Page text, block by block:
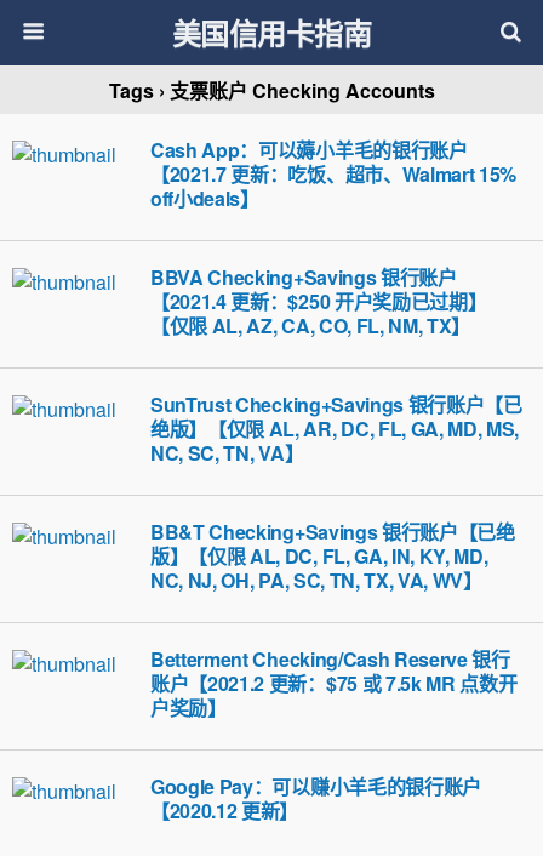
美国信用卡指南
Tags › 支票账户 Checking Accounts
Cash App：可以薅小羊毛的银行账户
【2021.7 更新：吃饭、超市、Walmart 15%
off小deals】
BBVA Checking+Savings 银行账户
【2021.4 更新：$250 开户奖励已过期】
【仅限 AL, AZ, CA, CO, FL, NM, TX】
SunTrust Checking+Savings 银行账户【已
绝版】【仅限 AL, AR, DC, FL, GA, MD, MS,
NC, SC, TN, VA】
BB&T Checking+Savings 银行账户【已绝
版】【仅限 AL, DC, FL, GA, IN, KY, MD,
NC, NJ, OH, PA, SC, TN, TX, VA, WV】
Betterment Checking/Cash Reserve 银行
账户【2021.2 更新：$75 或 7.5k MR 点数开
户奖励】
Google Pay：可以赚小羊毛的银行账户
【2020.12 更新】